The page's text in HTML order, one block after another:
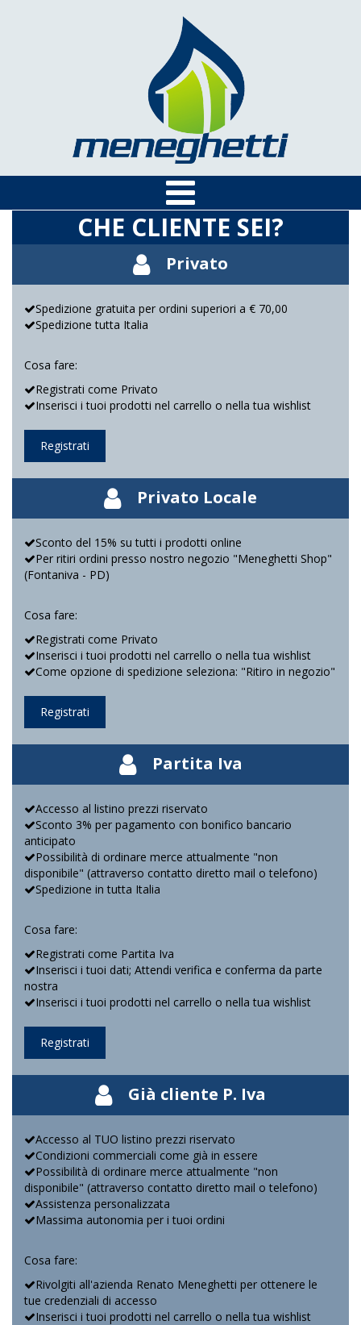
CHE CLIENTE SEI?
Privato
Spedizione gratuita per ordini superiori a € 70,00
Spedizione tutta Italia
Cosa fare:
Registrati come Privato
Inserisci i tuoi prodotti nel carrello o nella tua wishlist
Registrati
Privato Locale
Sconto del 15% su tutti i prodotti online
Per ritiri ordini presso nostro negozio "Meneghetti Shop"
(Fontaniva - PD)
Cosa fare:
Registrati come Privato
Inserisci i tuoi prodotti nel carrello o nella tua wishlist
Come opzione di spedizione seleziona: "Ritiro in negozio"
Registrati
Partita Iva
Accesso al listino prezzi riservato
Sconto 3% per pagamento con bonifico bancario
anticipato
Possibilità di ordinare merce attualmente "non
disponibile" (attraverso contatto diretto mail o telefono)
Spedizione in tutta Italia
Cosa fare:
Registrati come Partita Iva
Inserisci i tuoi dati; Attendi verifica e conferma da parte
nostra
Inserisci i tuoi prodotti nel carrello o nella tua wishlist
Registrati
Già cliente P. Iva
Accesso al TUO listino prezzi riservato
Condizioni commerciali come già in essere
Possibilità di ordinare merce attualmente "non
disponibile" (attraverso contatto diretto mail o telefono)
Assistenza personalizzata
Massima autonomia per i tuoi ordini
Cosa fare:
Rivolgiti all'azienda Renato Meneghetti per ottenere le
tue credenziali di accesso
Inserisci i tuoi prodotti nel carrello o nella tua wishlist